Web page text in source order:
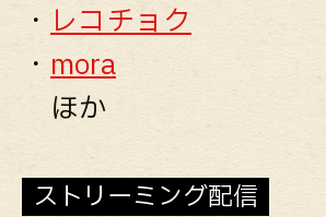
・ レコチョク
・ mora
ほか
ストリーミング配信